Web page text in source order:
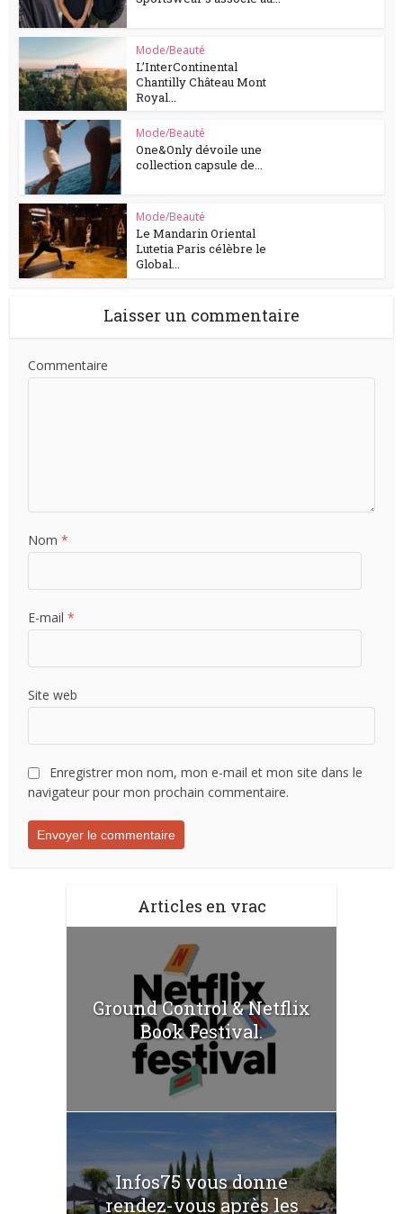
Mode/Beauté
L’InterContinental
Chantilly Château Mont
Royal...
Mode/Beauté
One&Only dévoile une
collection capsule de...
Mode/Beauté
Le Mandarin Oriental
Lutetia Paris célèbre le
Global...
Laisser un commentaire
Commentaire
Nom*
E-mail*
Site web
Enregistrer mon nom, mon e-mail et mon site dans le
navigateur pour mon prochain commentaire.
Articles en vrac
Ground Control & Netflix
Book Festival.
Infos75 vous donne
rendez-vous après les